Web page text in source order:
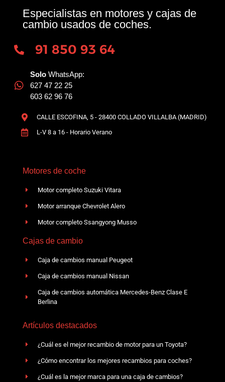
Especialistas en motores y cajas de
cambio usados de coches.
91 850 93 64
Solo WhatsApp:
627 47 22 25
603 62 96 76
CALLE ESCOFINA, 5 - 28400 COLLADO VILLALBA (MADRID)
L-V 8 a 16 - Horario Verano
Motores de coche
Motor completo Suzuki Vitara
Motor arranque Chevrolet Alero
Motor completo Ssangyong Musso
Cajas de cambio
Caja de cambios manual Peugeot
Caja de cambios manual Nissan
Caja de cambios automática Mercedes-Benz Clase E
Berlina
Artículos destacados
¿Cuál es el mejor recambio de motor para un Toyota?
¿Cómo encontrar los mejores recambios para coches?
¿Cuál es la mejor marca para una caja de cambios?